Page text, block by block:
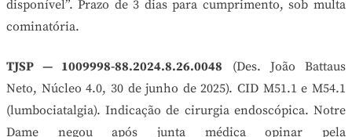
disponível”. Prazo de 3 dias para cumprimento, sob multa
cominatória.
TJSP — 1009998-88.2024.8.26.0048 (Des. João Battaus
Neto, Núcleo 4.0, 30 de junho de 2025). CID M51.1 e M54.1
(lumbociatalgia). Indicação de cirurgia endoscópica. Notre
Dame negou após junta médica opinar pela